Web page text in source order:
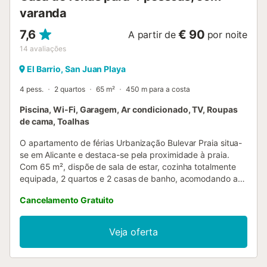
varanda
7,6
14 avaliações
A partir de € 90 por noite
El Barrio, San Juan Playa
4 pess. 2 quartos 65 m² 450 m para a costa
Piscina, Wi-Fi, Garagem, Ar condicionado, TV, Roupas
de cama, Toalhas
O apartamento de férias Urbanização Bulevar Praia situa-
se em Alicante e destaca-se pela proximidade à praia.
Com 65 m², dispõe de sala de estar, cozinha totalmente
equipada, 2 quartos e 2 casas de banho, acomodando até
máquina de lavar roupa. Está disponível um berço. O
alojamento tem uma varanda privada ideal para relaxar ao
final do dia. Podem desfrutar de uma refrescante piscina
partilhada nos dias de verão. A propriedade fica perto da
praia. Há estacionamento disponível em garagem. Não são
Cancelamento Gratuito
Veja oferta